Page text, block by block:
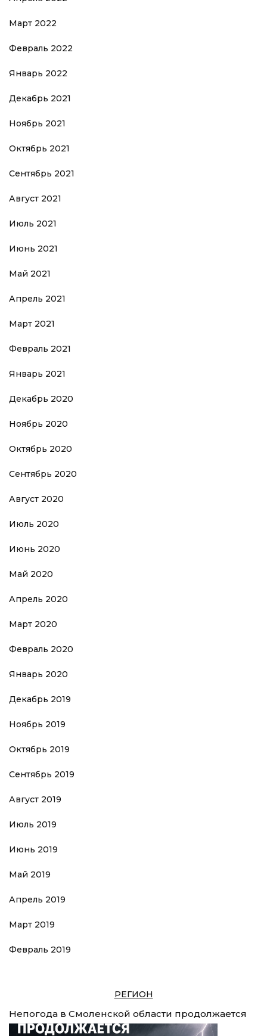
Март 2022
Февраль 2022
Январь 2022
Декабрь 2021
Ноябрь 2021
Октябрь 2021
Сентябрь 2021
Август 2021
Июль 2021
Июнь 2021
Май 2021
Апрель 2021
Март 2021
Февраль 2021
Январь 2021
Декабрь 2020
Ноябрь 2020
Октябрь 2020
Сентябрь 2020
Август 2020
Июль 2020
Июнь 2020
Май 2020
Апрель 2020
Март 2020
Февраль 2020
Январь 2020
Декабрь 2019
Ноябрь 2019
Октябрь 2019
Сентябрь 2019
Август 2019
Июль 2019
Июнь 2019
Май 2019
Апрель 2019
Март 2019
Февраль 2019
РЕГИОН
Непогода в Смоленской области продолжается